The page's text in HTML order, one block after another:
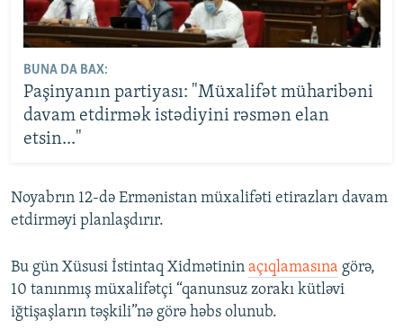
BUNA DA BAX:
Paşinyanın partiyası: "Müxalifət müharibəni
davam etdirmək istədiyini rəsmən elan
etsin..."
Noyabrın 12-də Ermənistan müxalifəti etirazları davam
etdirməyi planlaşdırır.
Bu gün Xüsusi İstintaq Xidmətinin açıqlamasına görə,
10 tanınmış müxalifətçi “qanunsuz zorakı kütləvi
iğtişaşların təşkili”nə görə həbs olunub.